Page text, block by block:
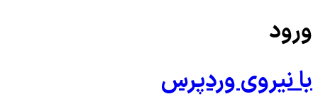
ورود
با نیروی وردپرس